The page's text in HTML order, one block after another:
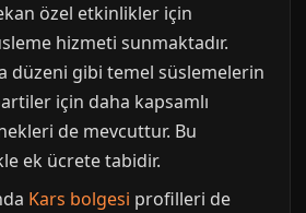
özel etkinlikler için
hizmeti sunmaktadır.
düzeni gibi temel süslemelerin
için daha kapsamlı
de mevcuttur. Bu
ek ücrete tabidir.
Kars bolgesi profilleri de